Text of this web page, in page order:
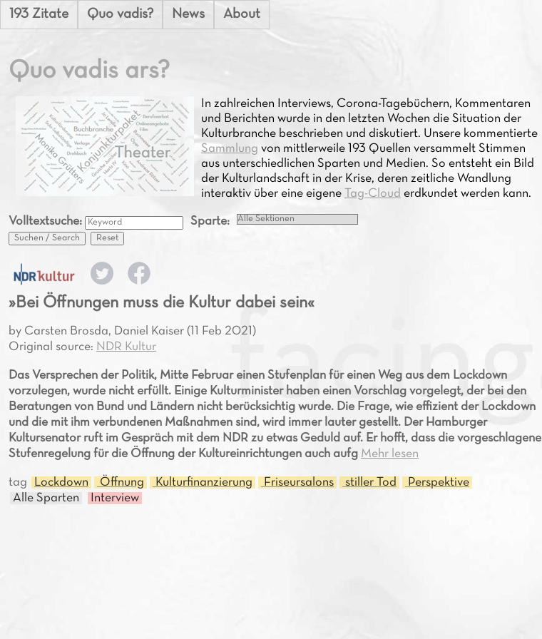
193 Zitate Quo vadis? News About
Quo vadis ars?
In zahlreichen Interviews, Corona-Tagebüchern, Kommentaren
und Berichten wurde in den letzten Wochen die Situation der
Kulturbranche beschrieben und diskutiert. Unsere kommentierte
Sammlung von mittlerweile 193 Quellen versammelt Stimmen
aus unterschiedlichen Sparten und Medien. So entsteht ein Bild
der Kulturlandschaft in der Krise, deren zeitliche Wandlung
interaktiv über eine eigene
Tag-Cloud erdkundet werden kann.
Volltextsuche: Sparte:
Suchen / Search Reset
»Bei Öffnungen muss die Kultur dabei sein«
by Carsten Brosda, Daniel Kaiser (11 Feb 2021)
Original source: NDR Kultur
Das Versprechen der Politik, Mitte Februar einen Stufenplan für einen Weg aus dem Lockdown
vorzulegen, wurde nicht erfüllt. Einige Kulturminister haben einen Vorschlag vorgelegt, der bei den
Beratungen von Bund und Ländern nicht berücksichtig wurde. Die Frage, wie effizient der Lockdown
und die mit ihm verbundenen Maßnahmen sind, wird immer lauter gestellt. Der Hamburger
Kultursenator ruft im Gespräch mit dem NDR zu etwas Geduld auf. Er hofft, dass die vorgeschlagene
Stufenregelung für die Öffnung der Kultureinrichtungen auch aufg Mehr lesen
tag Lockdown Öffnung Kulturfinanzierung Friseursalons stiller Tod
Perspektive
Alle Sparten
Interview